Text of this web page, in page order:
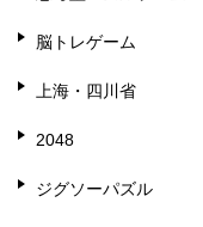
脳トレゲーム
上海・四川省
2048
ジグソーパズル